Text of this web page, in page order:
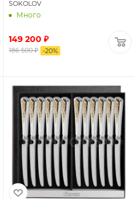
SOKOLOV
Много
149 200 ₽
186 500 ₽ -20%